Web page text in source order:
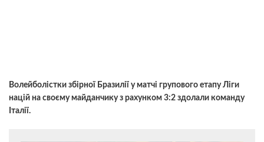
Волейболістки збірної Бразилії у матчі групового етапу Ліги
націй на своєму майданчику з рахунком 3:2 здолали команду
Італії.